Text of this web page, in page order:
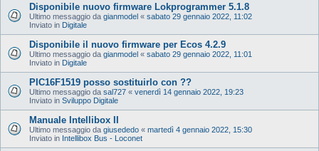
Disponibile nuovo firmware Lokprogrammer 5.1.8
Ultimo messaggio da gianmodel « sabato 29 gennaio 2022, 11:02
Inviato in Digitale
Disponibile il nuovo firmware per Ecos 4.2.9
Ultimo messaggio da gianmodel « sabato 29 gennaio 2022, 11:01
Inviato in Digitale
PIC16F1519 posso sostituirlo con ??
Ultimo messaggio da sal727 « venerdì 14 gennaio 2022, 19:23
Inviato in Sviluppo Digitale
Manuale Intellibox II
Ultimo messaggio da giusededo « martedì 4 gennaio 2022, 15:30
Inviato in Intellibox Bus - Loconet